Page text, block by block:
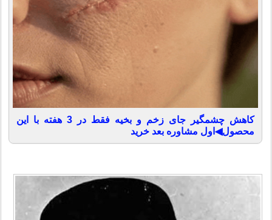
کاهش چشمگیر جای زخم و بخیه فقط در 3 هفته با این
محصول◀اول مشاوره بعد خرید